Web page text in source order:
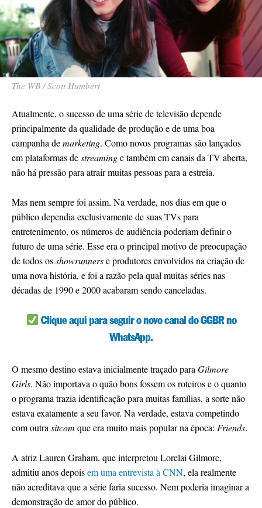
The WB / Scott Humbert
Atualmente, o sucesso de uma série de televisão depende
principalmente da qualidade de produção e de uma boa
campanha demarketing. Como novos programas são lançados
em plataformas destreaminge também em canais da TV aberta,
não há pressão para atrair muitas pessoas para a estreia.
Mas nem sempre foi assim. Na verdade, nos dias em que o
público dependia exclusivamente de suas TVs para
entretenimento, os números de audiência poderiam definir o
futuro de uma série. Esse era o principal motivo de preocupação
de todos osshowrunnerse produtores envolvidos na criação de
uma nova história, e foi a razão pela qual muitas séries nas
décadas de 1990 e 2000 acabaram sendo canceladas.
Clique aqui para seguir o novo canal do GGBR no
WhatsApp.
O mesmo destino estava inicialmente traçado para Gilmore
Girls. Não importava o quão bons fossem os roteiros e o quanto
o programa trazia identificação para muitas famílias, a sorte não
estava exatamente a seu favor. Na verdade, estava competindo
com outra sitcom que era muito mais popular na época: Friends.
A atriz Lauren Graham, que interpretou Lorelai Gilmore,
admitiu anos depoisem uma entrevista à CNN, ela realmente
não acreditava que a série faria sucesso. Nem poderia imaginar a
demonstração de amor do público.